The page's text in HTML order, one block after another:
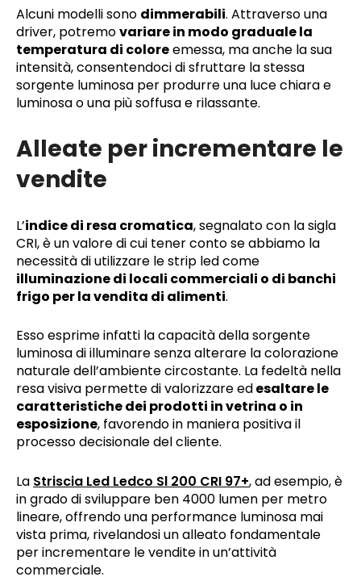
Alcuni modelli sono dimmerabili. Attraverso una
driver, potremovariare in modo graduale la
temperatura di coloreemessa, ma anche la sua
intensità, consentendoci di sfruttare la stessa
sorgente luminosa per produrre una luce chiara e
luminosa o una più soffusa e rilassante.
Alleate per incrementare le
vendite
L’indice di resa cromatica, segnalato con la sigla
CRI, è un valore di cui tener conto se abbiamo la
necessità di utilizzare le strip led come
illuminazione di locali commerciali o di banchi
frigo per la vendita di alimenti.
Esso esprime infatti la capacità della sorgente
luminosa di illuminare senza alterare la colorazione
naturale dell’ambiente circostante. La fedeltà nella
resa visiva permette di valorizzare edesaltare le
caratteristiche dei prodotti in vetrina o in
esposizione, favorendo in maniera positiva il
processo decisionale del cliente.
La Striscia Led Ledco Sl 200 CRI 97+, ad esempio, è
in grado di sviluppare ben 4000 lumen per metro
lineare, offrendo una performance luminosa mai
vista prima, rivelandosi un alleato fondamentale
per incrementare le vendite in un’attività
commerciale.